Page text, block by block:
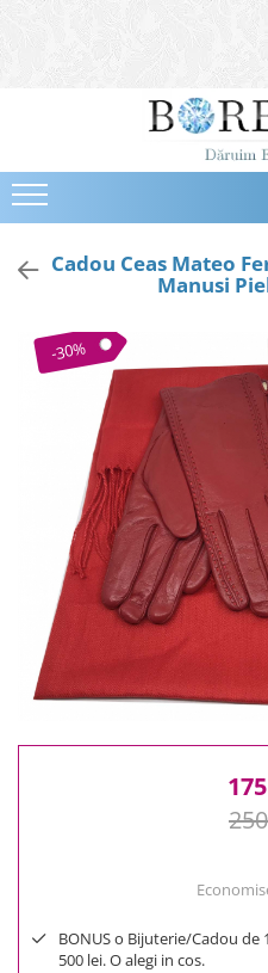
Bijuterii
Cercei
Bratari
Coliere
Tiare
Destinatari
Bijuterii Femei
Bijuterii Copii
Bijuterii Mirese
Selectii
Reduceri
Cele mai noi
Cele mai vandute
Cele mai votate
Cu video
Pret
0 Lei - 100 Lei
Cadou Ceas Mateo
Manusi
-30%
BONUS o Bijuterie/Cadou de
500 lei. O alegi in cos.